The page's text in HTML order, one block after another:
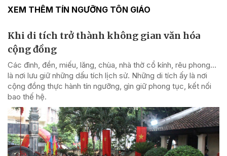
XEM THÊM TÍN NGƯỠNG TÔN GIÁO
Khi di tích trở thành không gian văn hóa
cộng đồng
Các đình, đền, miếu, lăng, chùa, nhà thờ cổ kính, rêu phong…
là nơi lưu giữ những dấu tích lịch sử. Những di tích ấy là nơi
cộng đồng thực hành tín ngưỡng, gìn giữ phong tục, kết nối
bao thế hệ.